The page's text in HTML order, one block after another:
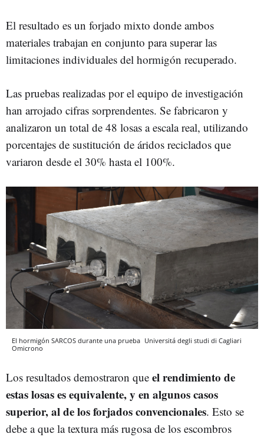
El resultado es un forjado mixto donde ambos
materiales trabajan en conjunto para superar las
limitaciones individuales del hormigón recuperado.
Las pruebas realizadas por el equipo de investigación
han arrojado cifras sorprendentes. Se fabricaron y
analizaron un total de 48 losas a escala real, utilizando
porcentajes de sustitución de áridos reciclados que
variaron desde el 30% hasta el 100%.
El hormigón SARCOS durante una prueba Universitá degli studi di Cagliari
Omicrono
Los resultados demostraron que el rendimiento de
estas losas es equivalente, y en algunos casos
superior, al de los forjados convencionales. Esto se
debe a que la textura más rugosa de los escombros